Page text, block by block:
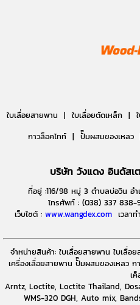
ใบเลื่อยสายพาน | ใบเลื่อยตัดเหล็ก |
กาวล็อคไทท์ | ปั๊มผสมของเหลว
บริษัท วังแดง อินดัส
ที่อยู่ :116/98 หมู่ 3 ตำบลบ่อวิน อ
โทรศัพท์ : (038) 337
เว็บไซต์ : www.wangdex.com เวลา
จำหน่ายสินค้า: ใบเลื่อยสายพาน ใบเลื่อ
เครื่องเลื่อยสายพาน ปั๊มผสมของเหลว ก
เค็
Arntz, Loctite, Loctite Thailand,
WMS-320 DGH, Auto mix,